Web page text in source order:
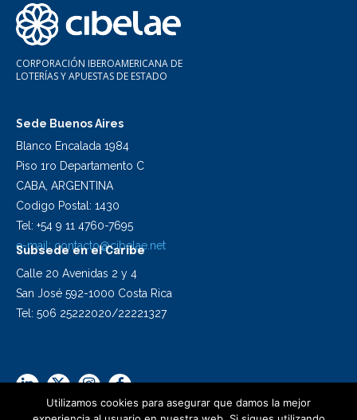
CORPORACIÓN IBEROAMERICANA DE
LOTERÍAS Y APUESTAS DE ESTADO
Sede Buenos Aires
Blanco Encalada 1984
Piso 1ro Departamento C
CABA, ARGENTINA
Codigo Postal: 1430
Tel: +54 9 11 4760-7695
e-mail: contacto@cibelae.net
Subsede en el Caribe
Calle 20 Avenidas 2 y 4
San José 592-1000 Costa Rica
Tel: 506 25222020/22221327
Utilizamos cookies para asegurar que damos la mejor